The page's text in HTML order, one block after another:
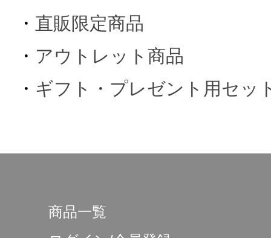
・ 直販限定商品
・ アウトレット商品
・ ギフト・プレゼント用セッ
商品一覧